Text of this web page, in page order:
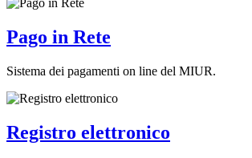
Pago in Rete
Sistema dei pagamenti on line del MIUR.
Registro elettronico